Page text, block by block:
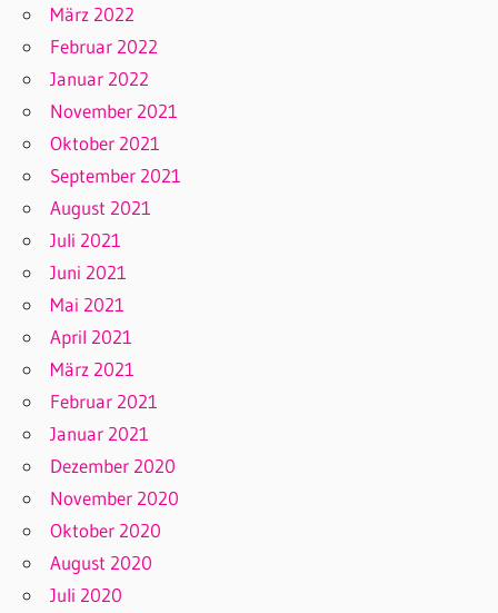
März 2022
Februar 2022
Januar 2022
November 2021
Oktober 2021
September 2021
August 2021
Juli 2021
Juni 2021
Mai 2021
April 2021
März 2021
Februar 2021
Januar 2021
Dezember 2020
November 2020
Oktober 2020
August 2020
Juli 2020